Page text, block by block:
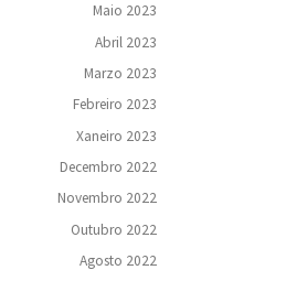
Maio 2023
Abril 2023
Marzo 2023
Febreiro 2023
Xaneiro 2023
Decembro 2022
Novembro 2022
Outubro 2022
Agosto 2022